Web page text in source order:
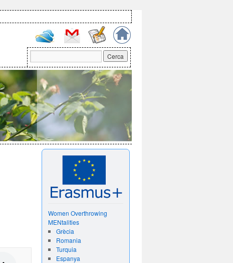
Women Overthrowing
MENtalities
Grècia
Romania
Turquia
Espanya